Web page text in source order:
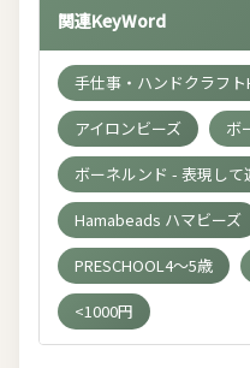
関連KeyWord
手仕事・ハンドクラフト
アイロンビーズ
ボ
ボーネルンド - 表現して
Hamabeads ハマビーズ
PRESCHOOL4～5歳
<1000円